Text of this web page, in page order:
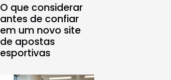
O que considerar
antes de confiar
em um novo site
de apostas
esportivas